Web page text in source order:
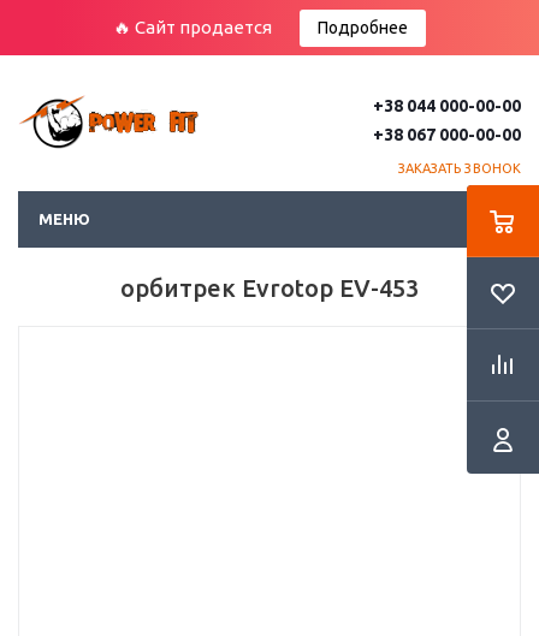
🔥 Сайт продается Подробнее
+38 044 000-00-00
+38 067 000-00-00
ЗАКАЗАТЬ ЗВОНОК
МЕНЮ
орбитрек Evrotop EV-453